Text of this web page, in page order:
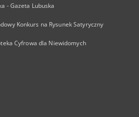
- Gazeta Lubuska
Konkurs na Rysunek Satyryczny
Cyfrowa dla Niewidomych